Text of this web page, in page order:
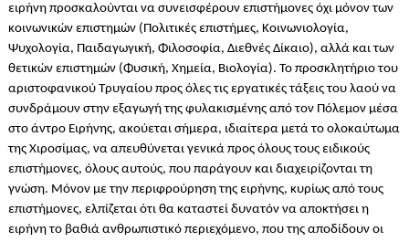
ειρήνη προσκαλούνται να συνεισφέρουν επιστήμονες όχι μόνον των
κοινωνικών επιστημών (Πολιτικές επιστήμες, Κοινωνιολογία,
Ψυχολογία, Παιδαγωγική, Φιλοσοφία, Διεθνές Δίκαιο), αλλά και των
θετικών επιστημών (Φυσική, Χημεία, Βιολογία). Το προσκλητήριο του
αριστοφανικού Τρυγαίου προς όλες τις εργατικές τάξεις του λαού να
συνδράμουν στην εξαγωγή της φυλακισμένης από τον Πόλεμον μέσα
στο άντρο Ειρήνης, ακούεται σήμερα, ιδιαίτερα μετά το ολοκαύτωμα
της Χιροσίμας, να απευθύνεται γενικά προς όλους τους ειδικούς
επιστήμονες, όλους αυτούς, που παράγουν και διαχειρίζονται τη
γνώση. Μόνον με την περιφρούρηση της ειρήνης, κυρίως από τους
επιστήμονες, ελπίζεται ὀτι θα καταστεί δυνατόν να αποκτήσει η
ειρήνη το βαθιά ανθρωπιστικό περιεχόμενο, που της αποδίδουν οι